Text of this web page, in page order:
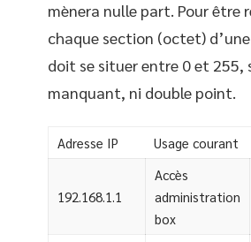
mènera nulle part. Pour être
chaque section (octet) d’une
doit se situer entre 0 et 255,
manquant, ni double point.
Adresse IP Usage courant
192.168.1.1
Accès
administration
box